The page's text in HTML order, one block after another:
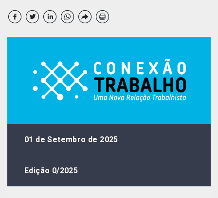
01 de Setembro de 2025
Edição 0/2025